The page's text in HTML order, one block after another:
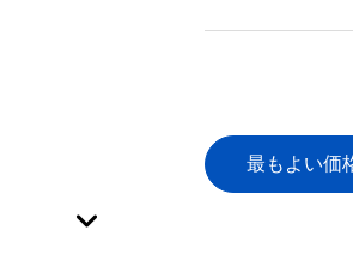
最もよい価